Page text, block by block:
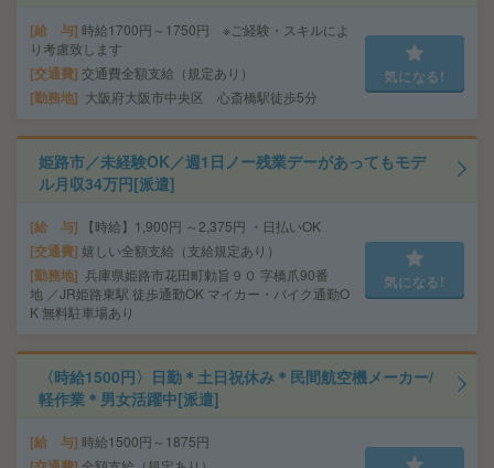
給 与 時給1700円～1750円 ※ご経験・スキルによ
り考慮致します
交通費 交通費全額支給（規定あり）
勤務地 大阪府大阪市中央区 心斎橋駅徒歩5分
気になる!
姫路市／未経験OK／週1日ノー残業デーがあってもモデ
ル月収34万円[派遣]
給 与 【時給】1,900円 ～2,375円 ・日払いOK
交通費 嬉しい全額支給（支給規定あり）
勤務地 兵庫県姫路市花田町勅旨９０ 字橋爪90番
地 ／JR姫路東駅 徒歩通勤OK マイカー・バイク通勤O
K 無料駐車場あり
気になる!
〈時給1500円〉日勤＊土日祝休み＊民間航空機メーカー/
軽作業＊男女活躍中[派遣]
給 与 時給1500円～1875円